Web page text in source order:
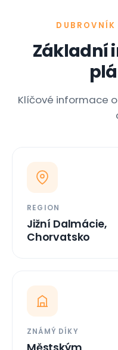
Základní
Klíčové informace
REGION
Jižní Dalmácie,
Chorvatsko
ZNÁMÝ DÍKY